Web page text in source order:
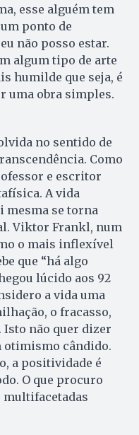
esse alguém tem
ponto de
não posso estar.
algum tipo de arte
humilde que seja, é
uma obra simples.
no sentido de
Como
e escritor
A vida
mesma se torna
Viktor Frankl, num
o mais inflexível
que “há algo
lúcido aos 92
a vida uma
o fracasso,
Isto não quer dizer
otimismo cândido.
a positividade é
O que procuro
multifacetadas